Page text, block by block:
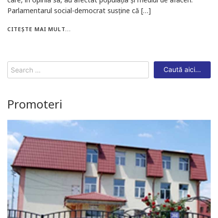
Parlamentarul social-democrat susține că […]
CITEȘTE MAI MULT...
Search
for:
Promoteri